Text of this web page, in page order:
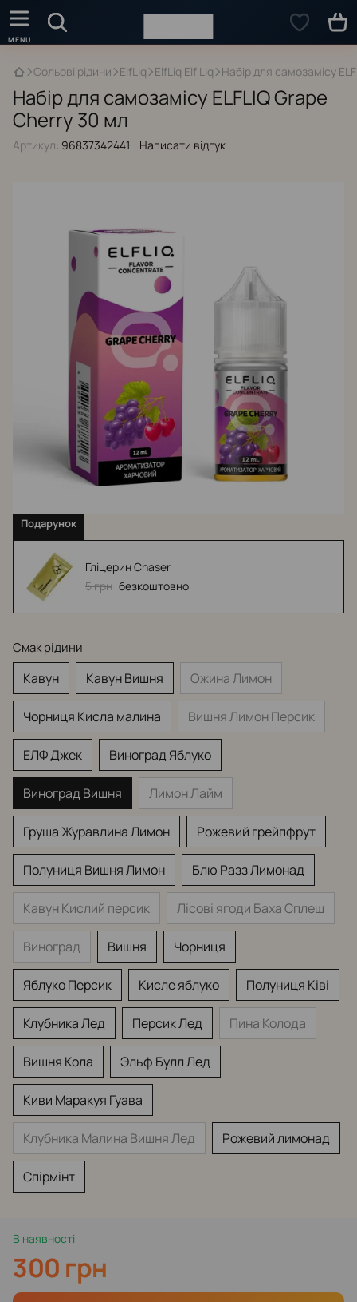
Сольові рідини ElfLiq ElfLiq Elf Liq Набір для самозамісу
Набір для самозамісу ELFLIQ Grape
Cherry 30 мл
Артикул: 96837342441 Написати відгук
Подарунок
Гліцерин Chaser
5 грн безкоштовно
Смак рідини
Кавун Кавун Вишня Ожина Лимон
Чорниця Кисла малина Вишня Лимон Персик
ЕЛФ Джек Виноград Яблуко
Виноград Вишня Лимон Лайм
Груша Журавлина Лимон Рожевий грейпфрут
Полуниця Вишня Лимон Блю Разз Лимонад
Кавун Кислий персик Лісові ягоди Баха Сплеш
Виноград Вишня Чорниця
Яблуко Персик Кисле яблуко Полуниця Ківі
Клубника Лед Персик Лед Пина Колода
Вишня Кола Эльф Булл Лед
Киви Маракуя Гуава
Клубника Малина Вишня Лед Рожевий лимонад
Спірмінт
В наявності
300 грн